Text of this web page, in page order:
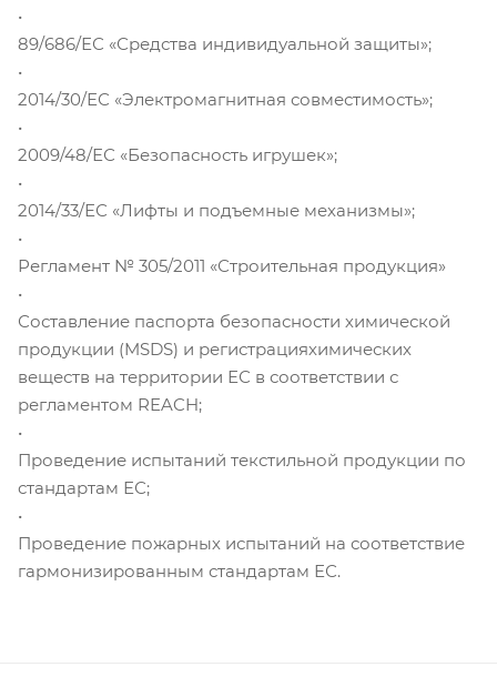
•
89/686/ЕС «Средства индивидуальной защиты»;
•
2014/30/ЕС «Электромагнитная совместимость»;
•
2009/48/ЕС «Безопасность игрушек»;
•
2014/33/ЕС «Лифты и подъемные механизмы»;
•
Регламент № 305/2011 «Строительная продукция»
•
Составление паспорта безопасности химической
продукции (MSDS) и регистрацияхимических
веществ на территории ЕС в соответствии с
регламентом REACH;
•
Проведение испытаний текстильной продукции по
стандартам ЕС;
•
Проведение пожарных испытаний на соответствие
гармонизированным стандартам ЕС.